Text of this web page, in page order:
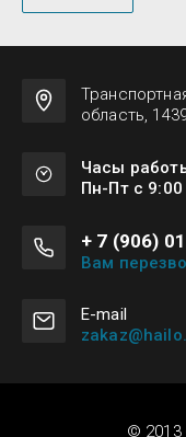
область,
Часы
Пн-Пт с
+ 7 (906)
Вам
Е-mail
© 2013